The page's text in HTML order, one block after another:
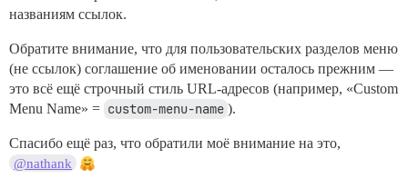
названиям ссылок.
Обратите внимание, что для пользовательских разделов меню
(не ссылок) соглашение об именовании осталось прежним —
это всё ещё строчный стиль URL-адресов (например, «Custom
Menu Name» = custom-menu-name ).
Спасибо ещё раз, что обратили моё внимание на это,
@nathank